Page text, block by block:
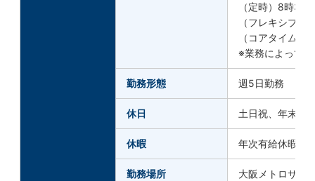
（定時）8時30
（フレキシブ
（コアタイム
※業務によって
勤務形態 週5日勤務
休日 土日祝、年末年
休暇 年次有給休暇、
勤務場所 大阪メトロサー